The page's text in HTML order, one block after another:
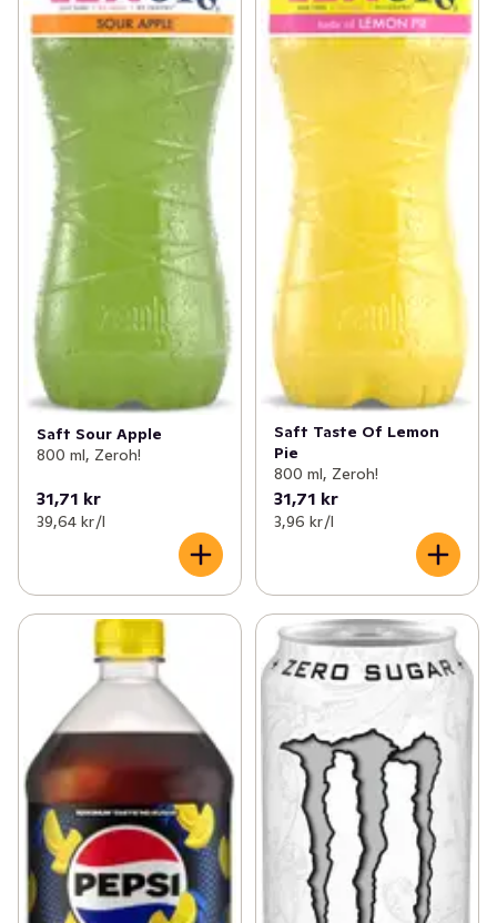
Saft Sour Apple
800 ml, Zeroh!
31,71 kr
39,64 kr /l
Saft Taste Of Lemon
Pie
800 ml, Zeroh!
31,71 kr
3,96 kr /l